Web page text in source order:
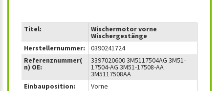
Titel: Wischermotor vorne
Wischergestänge
Herstellernummer:
0390241724
Referenznummer(
n) OE:
3397020600 3M5117504AG 3M51-
17504-AG 3M51-17508-AA
3M5117508AA
Einbauposition:
Vorne